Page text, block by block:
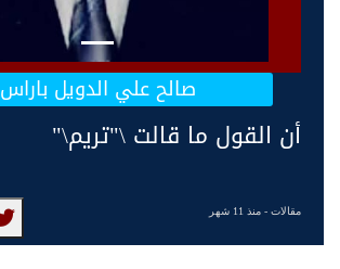
صالح علي الدويل باراس
أن القول ما قالت \"تريم\"
مقالات- منذ 11 شهر